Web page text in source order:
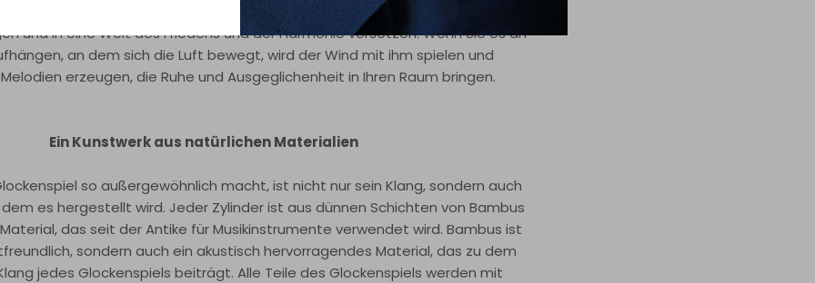
Wenn Sie das Windspiel sanft bewegen, erklingen kristallklare Töne, die
und in eine Welt des Friedens und der Harmonie versetzen. Wenn Sie es an
an dem sich die Luft bewegt, wird der Wind mit ihm spielen und
erzeugen, die Ruhe und Ausgeglichenheit in Ihren Raum bringen.
Ein Kunstwerk aus natürlichen Materialien
so außergewöhnlich macht, ist nicht nur sein Klang, sondern auch
es hergestellt wird. Jeder Zylinder ist aus dünnen Schichten von Bambus
das seit der Antike für Musikinstrumente verwendet wird. Bambus ist
sondern auch ein akustisch hervorragendes Material, das zu dem
jedes Glockenspiels beiträgt. Alle Teile des Glockenspiels werden mit